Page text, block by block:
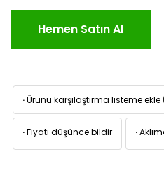
Hemen Satın Al
·Ürünü karşılaştırma listeme ekle
·Fiyatı düşünce bildir ·